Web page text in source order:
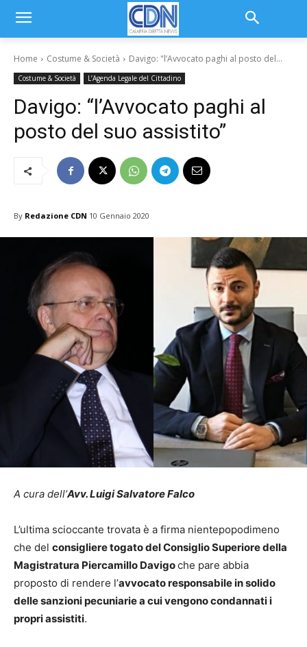
Home Costume & Società Davigo: "l’Avvocato paghi al posto del...
Costume & Società L’Agenda Legale del Cittadino
Davigo: “l’Avvocato paghi al
posto del suo assistito”
By Redazione CDN 10 Gennaio 2020
A cura dell’Avv. Luigi Salvatore Falco
L’ultima scioccante trovata è a firma nientepopodimeno
che del consigliere togato del Consiglio Superiore della
Magistratura Piercamillo Davigoche pare abbia
proposto di rendere l’avvocato responsabile in solido
delle sanzioni pecuniarie a cui vengono condannati i
propri assistiti.